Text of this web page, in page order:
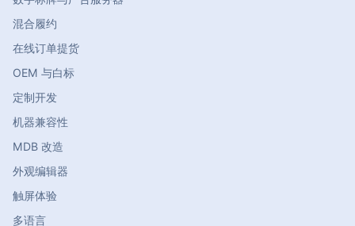
混合履约
在线订单提货
OEM 与白标
定制开发
机器兼容性
MDB 改造
外观编辑器
触屏体验
多语言